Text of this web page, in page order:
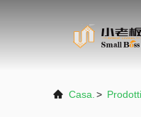
Casa. > Prodotti